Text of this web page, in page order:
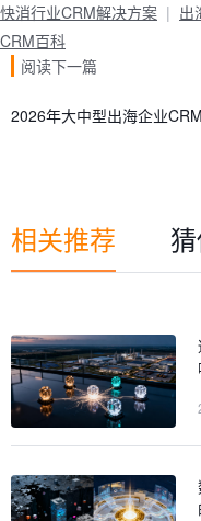
快消行业CRM解决方案
出
CRM百科
阅读下一篇
2026年大中型出海企业
相关推荐